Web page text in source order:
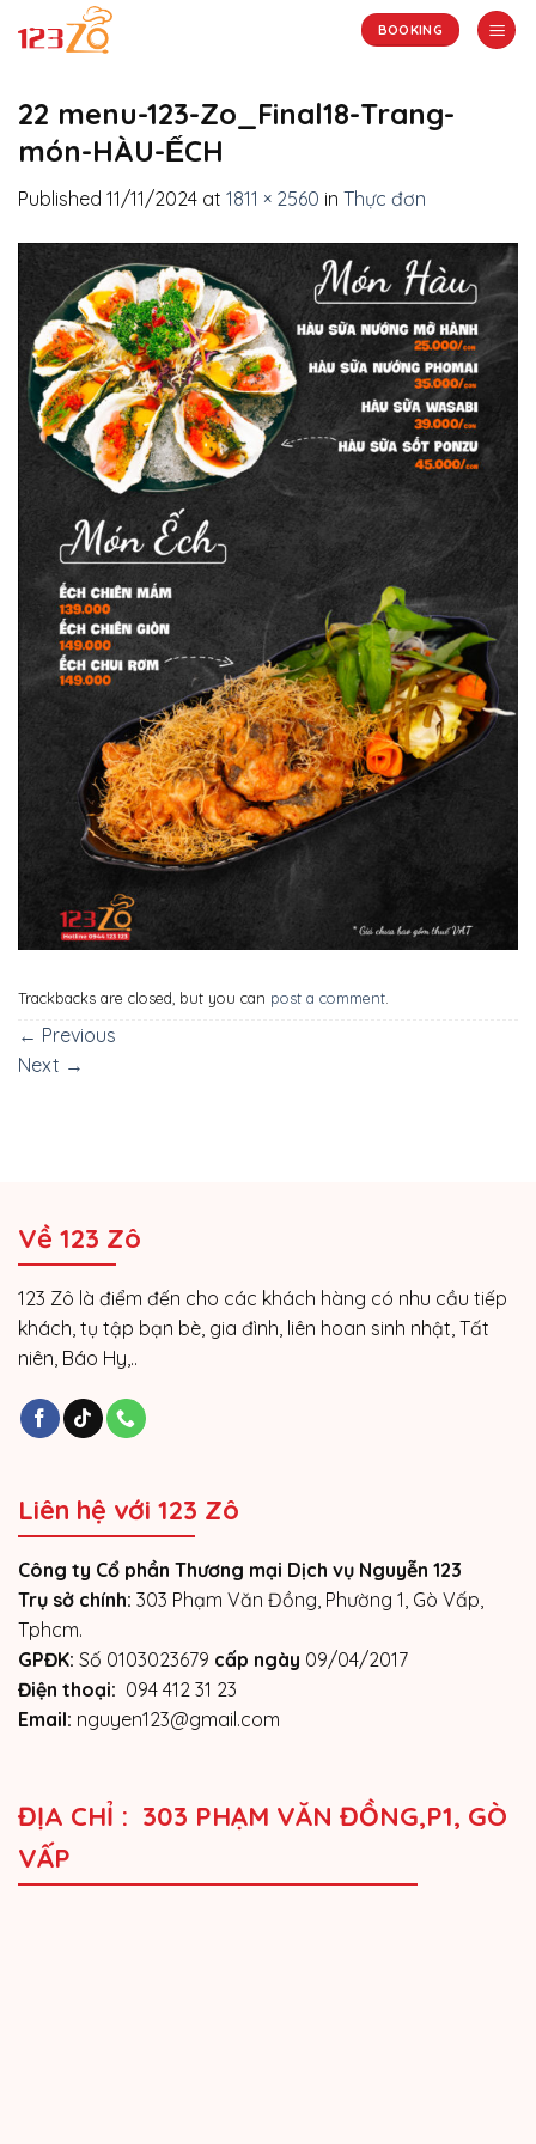
BOOKING
22 menu-123-Zo_Final18-Trang-
món-HÀU-ẾCH
Published 11/11/2024 at 1811 × 2560 in Thực đơn
Trackbacks are closed, but you can post a comment
← Previous
Next →
Về 123 Zô
123 Zô là điểm đến cho các khách hàng có nhu cầu tiếp
khách, tụ tập bạn bè, gia đình, liên hoan sinh nhật, Tất
niên, Báo Hy,..
Liên hệ với 123 Zô
Công ty Cổ phần Thương mại Dịch vụ Nguyễn 123
Trụ sở chính: 303 Phạm Văn Đồng, Phường 1, Gò Vấp,
Tphcm.
GPĐK: Số 0103023679 cấp ngày 09/04/2017
Điện thoại: 094 412 31 23
Email: nguyen123@gmail.com
ĐỊA CHỈ : 303 PHẠM VĂN ĐỒNG,P1, GÒ
VẤP